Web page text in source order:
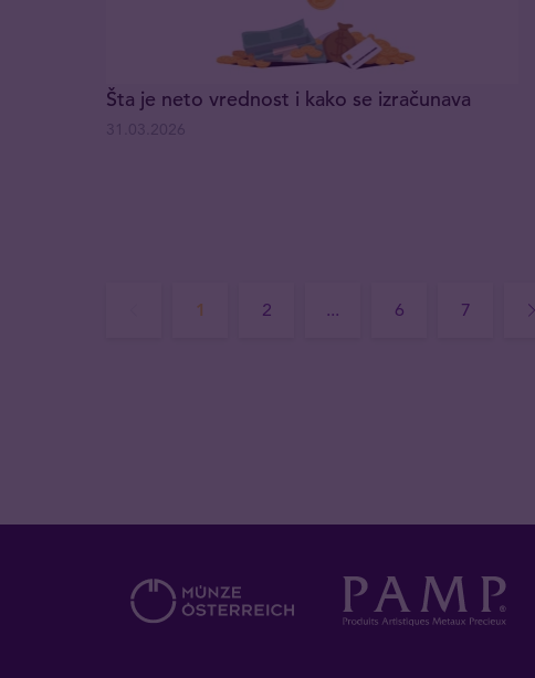
Šta je neto vrednost i kako se izračunava
1 2 ... 6 7